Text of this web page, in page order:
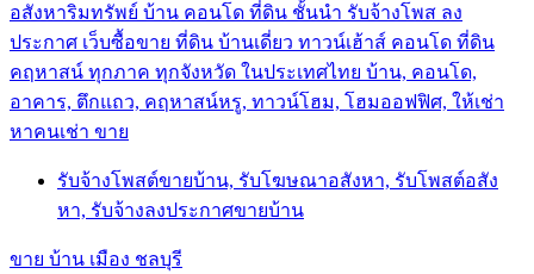
อสังหาริมทรัพย์ บ้าน คอนโด ที่ดิน ชั้นนำ รับจ้างโพส ลง
ประกาศ เว็บซื้อขาย ที่ดิน บ้านเดี่ยว ทาวน์เฮ้าส์ คอนโด ที่ดิน
คฤหาสน์ ทุกภาค ทุกจังหวัด ในประเทศไทย บ้าน, คอนโด,
อาคาร, ตึกแถว, คฤหาสน์หรู, ทาวน์โฮม, โฮมออฟฟิศ, ให้เช่า
หาคนเช่า ขาย
รับจ้างโพสต์ขายบ้าน, รับโฆษณาอสังหา, รับโพสต์อสัง
หา, รับจ้างลงประกาศขายบ้าน
ขาย บ้าน เมือง ชลบุรี